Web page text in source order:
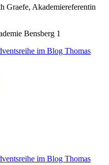
Graefe, Akademiereferentin